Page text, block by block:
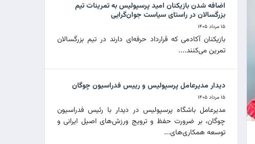
اضافه شدن بازیکنان امید پرسپولیس به تمرینات تیم
بزرگسالان در راستای سیاست جوان‌گرایی
۱۵ مرداد ۱۴۰۵
بازیکنان آکادمی که قرارداد حرفه‌ای دارند در تیم بزرگسالان
تمرین می‌کنند....
دیدار مدیرعامل پرسپولیس و رییس فدراسیون چوگان
۱۵ مرداد ۱۴۰۵
مدیرعامل باشگاه پرسپولیس در دیدار با رئیس فدراسیون
چوگان، بر ضرورت حفظ و ترویج ورزش‌های اصیل ایرانی و
توسعه همکاری‌های...